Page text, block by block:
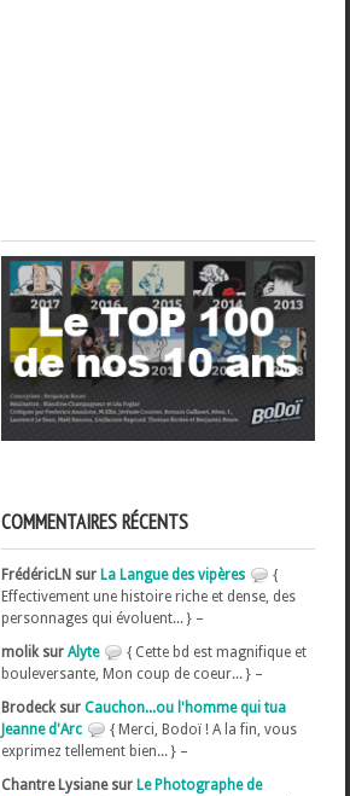
COMMENTAIRES RÉCENTS
FrédéricLN sur La Langue des vipères
{
Effectivement une histoire riche et dense, des
personnages qui évoluent... } –
molik sur Alyte
{ Cette bd est magnifique et
bouleversante, Mon coup de coeur... } –
Brodeck sur Cauchon...ou l'homme qui tua
Jeanne d'Arc
{ Merci, Bodoï ! A la fin, vous
exprimez tellement bien... } –
Chantre Lysiane sur Le Photographe de